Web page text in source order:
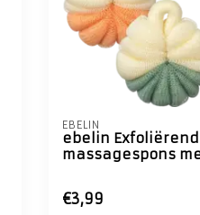
EBELIN
ebelin
massagespons
€3,99